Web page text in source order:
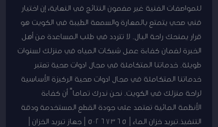
للمواصفات الفنية غير مضمون النتائج في النهاية، إن اختيار
فني صحي يتمتع بالمهارة والسمعة الطيبة في الكويت هو
قرار يمنحك راحة البال. لا تتردد في طلب المساعدة من أهل
الخبرة لضمان كفاءة عمل شبكات المياه في منزلك لسنوات
طويلة. خدماتنا المتكاملة في مجال ادوات صحية تعتبر
خدماتنا المتكاملة في مجال ادوات صحية الركيزة الأساسية
لراحة منزلك في الكويت. نحن ندرك تماماً أن كفاءة
الأنظمة المائية تعتمد على جودة القطع المستخدمة ودقة
التنفيذ.تبريد خزان الماء | 50267365 | جهاز تبريد الخزان |